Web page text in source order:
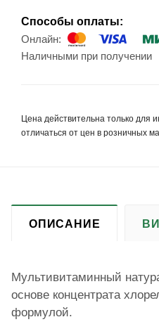
Способы оплаты:
Онлайн:
Наличными при получении
Цена действительна только для
отличаться от цен в розничных
ОПИСАНИЕ
Мультивитаминный
основе концентрата
формулой.